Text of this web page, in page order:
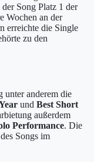
der Song Platz 1 der
Wochen an der
erreichte die Single
zu den
unter anderem die
und Best Short
außerdem
Performance. Die
Songs im